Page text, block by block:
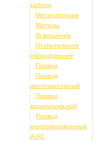
кабеля
Металлорукав
Метизы
Освещение
Отопительное
оборудование
Провод
Провод
автотракторный
Провод
водопогружной
Провод
неизолированный
А/АС